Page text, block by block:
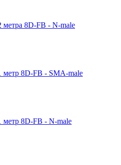
метра 8D-FB - N-male
метр 8D-FB - SMA-male
метр 8D-FB - N-male